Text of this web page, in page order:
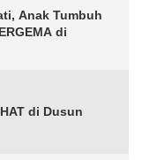
Anak Tumbuh
di
di Dusun